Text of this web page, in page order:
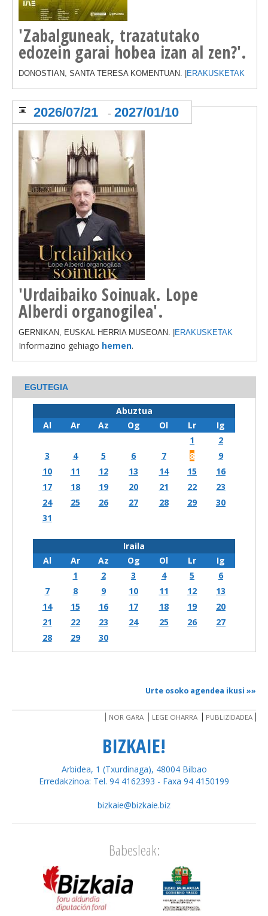
'Zabalguneak, trazatutako
edozein garai hobea izan al zen?'.
DONOSTIAN, SANTA TERESA KOMENTUAN. | ERAKUSKETAK
'Urdaibaiko Soinuak. Lope
Alberdi organogilea'.
2026/07/21 - 2027/01/10
GERNIKAN, EUSKAL HERRIA MUSEOAN. | ERAKUSKETAK
Informazino gehiago hemen.
EGUTEGIA
Abuztua
Al
Ar Az Og Ol Lr
Ig
1
2
3
4 5 6 7 8
9
10
11 12 13 14 15
16
17
18 19 20 21 22
23
24
25 26 27 28 29
30
31
Iraila
Al
Ar Az Og Ol Lr
Ig
1
2 3 4 5
6
7
8 9 10 11 12
13
14
15 16 17 18 19
20
21
22 23 24 25 26
27
28
29 30
Urte osoko agendea ikusi »»
NOR GARA LEGE OHARRA PUBLIZIDADEA
BIZKAIE!
Arbidea, 1 (Txurdinaga), 48004 Bilbao
Erredakzinoa: Tel. 94 4162393 - Faxa 94 4150199
bizkaie@bizkaie.biz
Babesleak: